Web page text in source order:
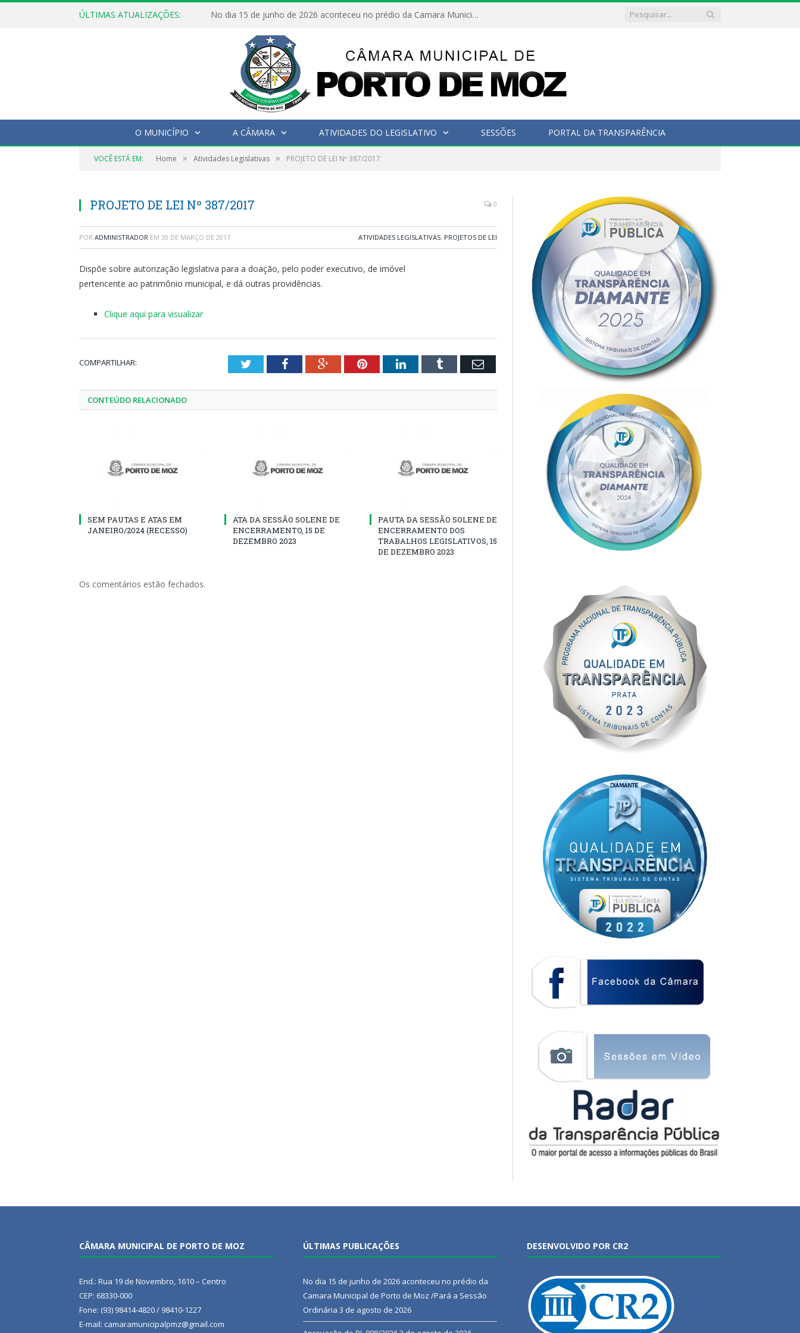
ÚLTIMAS ATUALIZAÇÕES: No dia 15 de junho de 2026 aconteceu no prédio da Camara Municipal de Porto de Moz /Pará a Sessão Ordinária
O MUNICÍPIO A CÂMARA ATIVIDADES DO LEGISLATIVO SESSÕES PORTAL DA TRANSPARÊNCIA
VOCÊ ESTÁ EM: Home » Atividades Legislativas » PROJETO DE LEI Nº 387/2017
PROJETO DE LEI Nº 387/2017 0
POR ADMINISTRADOR EM 30 DE MARÇO DE 2017 ATIVIDADES LEGISLATIVAS, PROJETOS DE LEI
Dispõe sobre autorização legislativa para a doação, pelo poder executivo, de imóvel
pertencente ao patrimônio municipal, e dá outras providências.
Clique aqui para visualizar
COMPARTILHAR: TwitterFacebookGoogle+PinterestLinkedInTumblr Email
CONTEÚDO RELACIONADO
SEM PAUTAS E ATAS EM
JANEIRO/2024 (RECESSO)
ATA DA SESSÃO SOLENE DE
ENCERRAMENTO, 15 DE
DEZEMBRO 2023
PAUTA DA SESSÃO SOLENE DE
ENCERRAMENTO DOS
TRABALHOS LEGISLATIVOS, 15
DE DEZEMBRO 2023
Os comentários estão fechados.
CÂMARA MUNICIPAL DE PORTO DE MOZ
End.: Rua 19 de Novembro, 1610 – Centro
CEP: 68330-000
Fone: (93) 98414-4820 / 98410-1227
E-mail: camaramunicipalpmz@gmail.com
ÚLTIMAS PUBLICAÇÕES
No dia 15 de junho de 2026 aconteceu no prédio da
Camara Municipal de Porto de Moz /Pará a Sessão
Ordinária 3 de agosto de 2026
DESENVOLVIDO POR CR2